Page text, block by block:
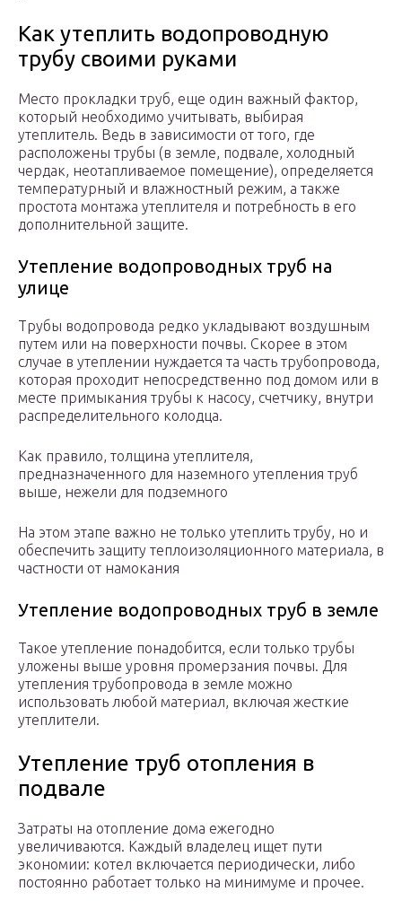
Как утеплить водопроводную
трубу своими руками
Место прокладки труб, еще один важный фактор,
который необходимо учитывать, выбирая
утеплитель. Ведь в зависимости от того, где
расположены трубы (в земле, подвале, холодный
чердак, неотапливаемое помещение), определяется
температурный и влажностный режим, а также
простота монтажа утеплителя и потребность в его
дополнительной защите.
Утепление водопроводных труб на
улице
Трубы водопровода редко укладывают воздушным
путем или на поверхности почвы. Скорее в этом
случае в утеплении нуждается та часть трубопровода,
которая проходит непосредственно под домом или в
месте примыкания трубы к насосу, счетчику, внутри
распределительного колодца.
Как правило, толщина утеплителя,
предназначенного для наземного утепления труб
выше, нежели для подземного
На этом этапе важно не только утеплить трубу, но и
обеспечить защиту теплоизоляционного материала, в
частности от намокания
Утепление водопроводных труб в земле
Такое утепление понадобится, если только трубы
уложены выше уровня промерзания почвы. Для
утепления трубопровода в земле можно
использовать любой материал, включая жесткие
утеплители.
Утепление труб отопления в
подвале
Затраты на отопление дома ежегодно
увеличиваются. Каждый владелец ищет пути
экономии: котел включается периодически, либо
постоянно работает только на минимуме и прочее.